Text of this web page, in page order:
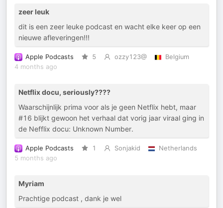
zeer leuk
dit is een zeer leuke podcast en wacht elke keer op een
nieuwe afleveringen!!!
Apple Podcasts 5 ozzy123@
Belgium
4 months ago
Netflix docu, seriously????
Waarschijnlijk prima voor als je geen Netflix hebt, maar
#16 blijkt gewoon het verhaal dat vorig jaar viraal ging in
de Nefflix docu: Unknown Number.
Apple Podcasts 1 Sonjakid
Netherlands
5 months ago
Myriam
Prachtige podcast , dank je wel